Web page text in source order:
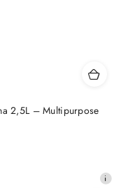
2,5L – Multipurpose